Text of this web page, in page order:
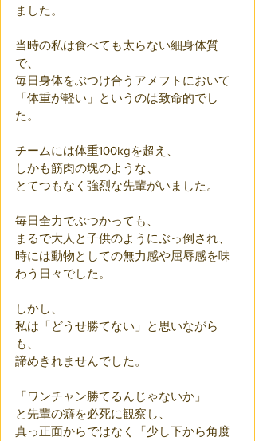
ました。
当時の私は食べても太らない細身体質
で、
毎日身体をぶつけ合うアメフトにおいて
「体重が軽い」というのは致命的でし
た。
チームには体重100kgを超え、
しかも筋肉の塊のような、
とてつもなく強烈な先輩がいました。
毎日全力でぶつかっても、
まるで大人と子供のようにぶっ倒され、
時には動物としての無力感や屈辱感を味
わう日々でした。
しかし、
私は「どうせ勝てない」と思いながら
も、
諦めきれませんでした。
「ワンチャン勝てるんじゃないか」
と先輩の癖を必死に観察し、
真っ正面からではなく「少し下から角度